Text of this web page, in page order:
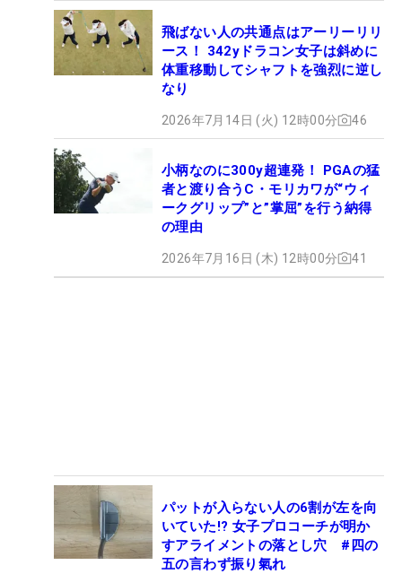
飛ばない人の共通点はアーリーリリ
ース！ 342yドラコン女子は斜めに
体重移動してシャフトを強烈に逆し
なり
2026年7月14日 (火) 12時00分 46
小柄なのに300y超連発！ PGAの猛
者と渡り合うC・モリカワが“ウィ
ークグリップ”と”掌屈”を行う納得
の理由
2026年7月16日 (木) 12時00分 41
パットが入らない人の6割が左を向
いていた!? 女子プロコーチが明か
すアライメントの落とし穴 #四の
五の言わず振り氣れ